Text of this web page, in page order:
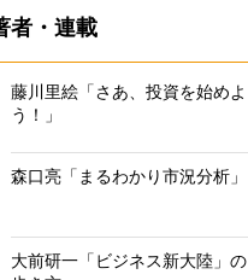
者・連載
藤川里絵「さあ、投資を始めよ
う！」
森口亮「まるわかり市況分析」
大前研一「ビジネス新大陸」の